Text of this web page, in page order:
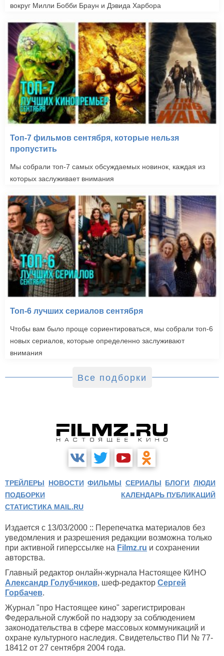
вокруг Милли Бобби Браун и Дэвида Харбора
Топ-7 фильмов сентября, которые нельзя
пропустить
Мы собрали топ-7 самых обсуждаемых новинок, каждая из
которых заслуживает внимания
Топ-6 лучших сериалов сентября
Чтобы вам было проще сориентироваться, мы собрали топ-6
новых сериалов, которые определенно заслуживают
внимания
Все подборки
ТРЕЙЛЕРЫ НОВОСТИ ФИЛЬМЫ СЕРИАЛЫ БЛОГИ ЛЮДИ
ПОДБОРКИ
КАЛЕНДАРЬ ПУБЛИКАЦИЙ
СТАТИСТИКА MAIL.RU
Издается с 13/03/2000 :: Перепечатка материалов без
уведомления и разрешения редакции возможна только
при активной гиперссылке на Filmz.ru и сохранении
авторства.
Главный редактор онлайн-журнала Настоящее КИНО
Александр Голубчиков, шеф-редактор Сергей
Горбачев.
Журнал "про Настоящее кино" зарегистрирован
Федеральной службой по надзору за соблюдением
законодательства в сфере массовых коммуникаций и
охране культурного наследия. Свидетельство ПИ № 77-
18412 от 27 сентября 2004 года.